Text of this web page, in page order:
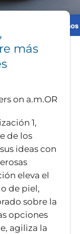
más
on a.m.OR
1,
de los
ideas con
eleva el
de piel,
sobre la
opciones
agiliza la